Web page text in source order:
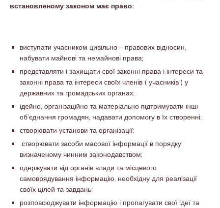
встановленому законом має право:
виступати учасником цивільно – правових відносин,
набувати майнові та немайнові права;
представляти і захищати свої законні права і інтереси та
законні права та інтереси своїх членів ( учасників ) у
державних та громадських органах;
ідейно, організаційно та матеріально підтримувати інші
об’єднання громадян, надавати допомогу в їх створенні;
створювати установи та організації;
створювати засоби масової інформації в порядку
визначеному чинним законодавством;
одержувати від органів влади та місцевого
самоврядування інформацію, необхідну для реалізації
своїх цілей та завдань;
розповсюджувати інформацію і пропагувати свої ідеї та